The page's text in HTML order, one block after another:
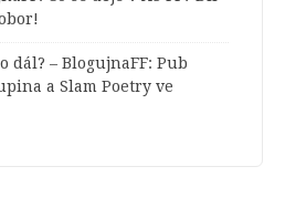
dál? – BlogujnaFF: Pub
a Slam Poetry ve